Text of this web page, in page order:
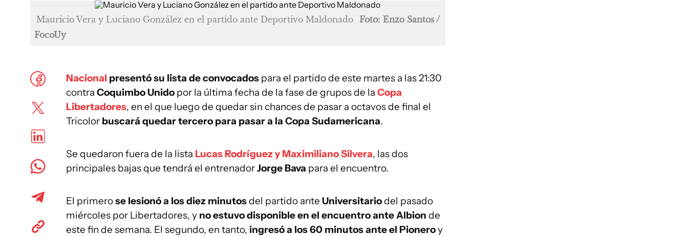
Mauricio Vera y Luciano González en el partido ante Deportivo Maldonado Foto: Enzo Santos /
FocoUy
Nacional presentó su lista de convocados para el partido de este martes a las 21:30
contra Coquimbo Unido por la última fecha de la fase de grupos de la Copa
Libertadores, en el que luego de quedar sin chances de pasar a octavos de final el
Tricolor buscará quedar tercero para pasar a la Copa Sudamericana.
Se quedaron fuera de la lista Lucas Rodríguez y Maximiliano Silvera, las dos
principales bajas que tendrá el entrenadorJorge Bava para el encuentro.
El primerose lesionó a los diez minutosdel partido ante Universitariodel pasado
miércoles por Libertadores, y no estuvo disponible en el encuentro ante Albion de
este fin de semana. El segundo, en tanto, ingresó a los 60 minutos ante el Pioneroy